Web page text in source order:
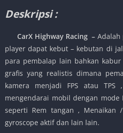
Deskripsi :
CarX Highway Racing – Adalah
player dapat kebut – kebutan di
para pembalap lain bahkan
grafis yang realistis dimana
kamera menjadi FPS atau TPS
mengendarai mobil dengan mode
seperti Rem tangan , Menaikan
gyroscope aktif dan lain lain.